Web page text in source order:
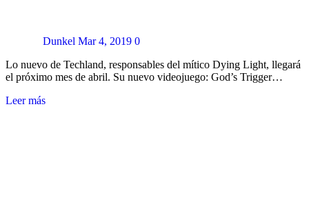
Dunkel Mar 4, 2019 0
Lo nuevo de Techland, responsables del mítico Dying Light, llegará
el próximo mes de abril. Su nuevo videojuego: God’s Trigger…
Leer más